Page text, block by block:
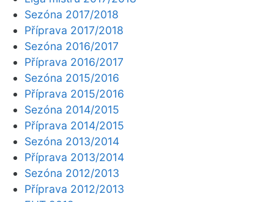
Sezóna 2017/2018
Příprava 2017/2018
Sezóna 2016/2017
Příprava 2016/2017
Sezóna 2015/2016
Příprava 2015/2016
Sezóna 2014/2015
Příprava 2014/2015
Sezóna 2013/2014
Příprava 2013/2014
Sezóna 2012/2013
Příprava 2012/2013